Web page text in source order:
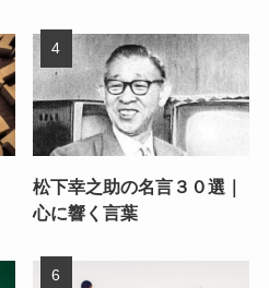
松下幸之助の名言３０選｜
心に響く言葉